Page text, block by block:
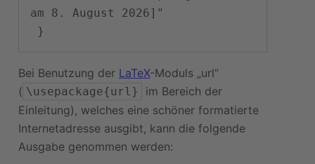
am 8. August 2026]"
Bei Benutzung der LaTeX-Moduls „url“
( \usepackage{url}
im Bereich der
Einleitung), welches eine schöner formatierte
Internetadresse ausgibt, kann die folgende
Ausgabe genommen werden: